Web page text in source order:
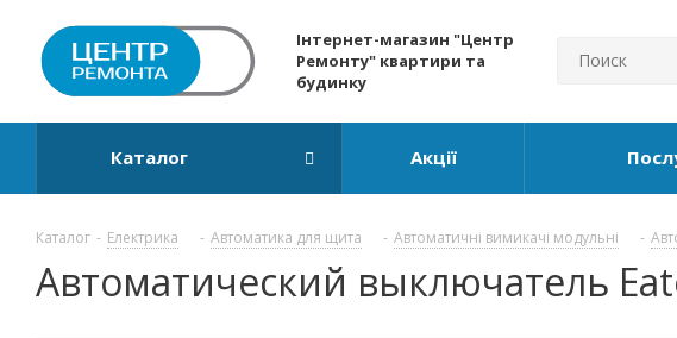
Інтернет-магазин "Центр
Ремонту" квартири та
будинку
Каталог Акції
Каталог - Електрика - Автоматика для щита - Автоматичні вимикачі модульні -
Автоматический выключатель